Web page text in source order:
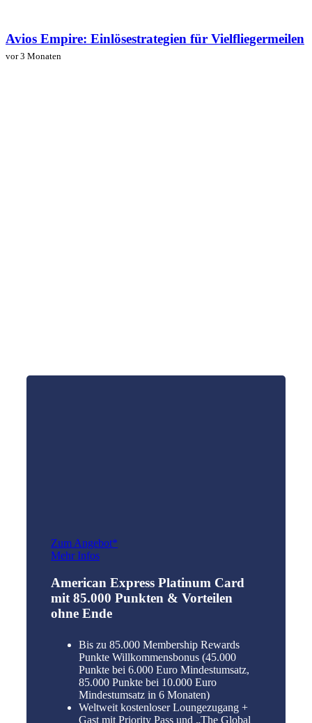
Avios Empire: Einlösestrategien für Vielfliegermeilen
vor 3 Monaten
Zum Angebot*
Mehr Infos
American Express Platinum Card
mit 85.000 Punkten & Vorteilen
ohne Ende
Bis zu 85.000 Membership Rewards
Punkte Willkommensbonus (45.000
Punkte bei 6.000 Euro Mindestumsatz,
85.000 Punkte bei 10.000 Euro
Mindestumsatz in 6 Monaten)
Weltweit kostenloser Loungezugang +
Gast mit Priority Pass und „The Global